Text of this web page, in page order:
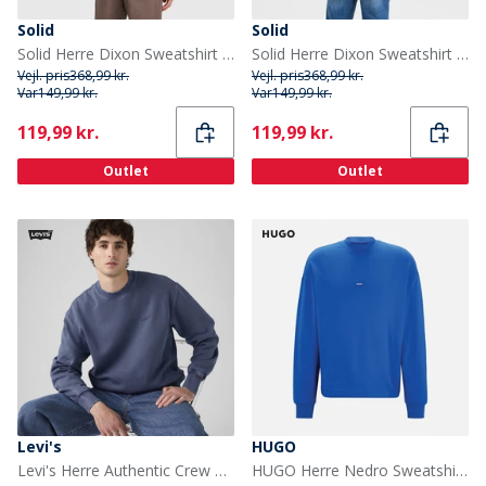
Solid
Solid Herre Dixon Sweatshirt True Black
Vejl. pris368,99 kr.
Var149,99 kr.
Current
119,99 kr.
Outlet
Solid
Solid Herre Dixon Sweatshirt Dark Grey Melange
Vejl. pris368,99 kr.
Var149,99 kr.
Current
119,99 kr.
Outlet
Levi's
Levi's Herre Authentic Crew Sweatshirt Sargasso Sea Garment Dye
HUGO
HUGO Herre Nedro Sweatshirt Open Blue